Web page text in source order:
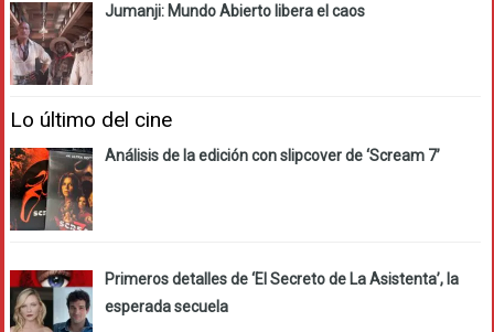
Jumanji: Mundo Abierto libera el caos
Lo último del cine
Análisis de la edición con slipcover de ‘Scream 7’
Primeros detalles de ‘El Secreto de La Asistenta’, la
esperada secuela